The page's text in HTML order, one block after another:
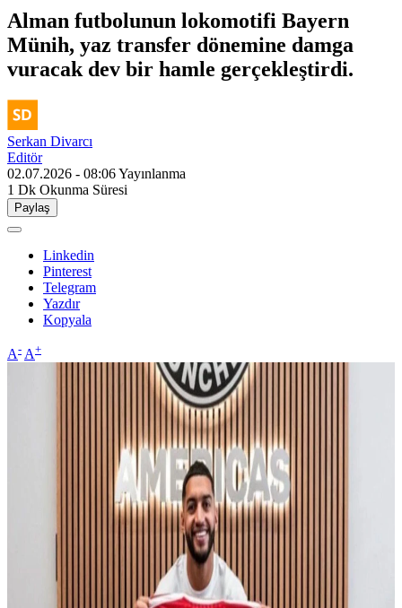
Alman futbolunun lokomotifi Bayern
Münih, yaz transfer dönemine damga
vuracak dev bir hamle gerçekleştirdi.
Serkan Divarcı
Editör
02.07.2026 - 08:06Yayınlanma
1 Dk Okunma Süresi
Paylaş
Linkedin
Pinterest
Telegram
Yazdır
Kopyala
A- A+